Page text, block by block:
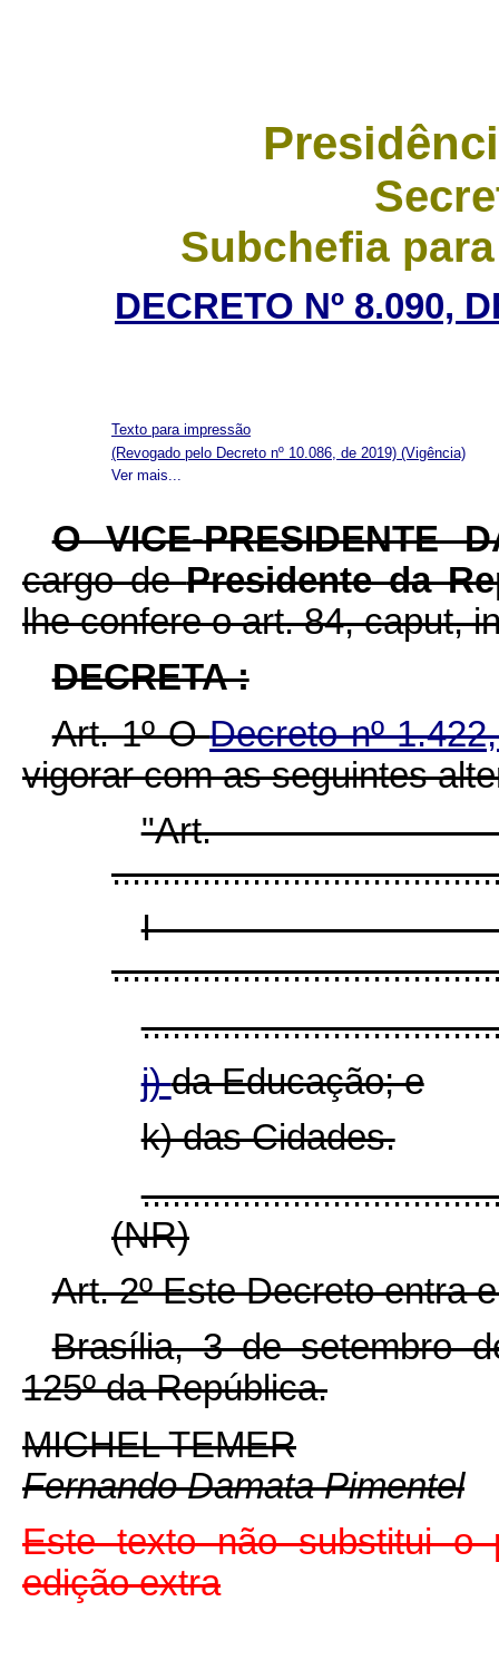
Subchefia
DECRETO Nº 8.090,
Texto para impressão
Ver mais...
(Revogado pelo Decreto nº 10.086, de 2019) (Vigência)
O VICE-PRESIDENTE
cargo dePresidente da
lhe confere o art. 84, caput,
DECRETA :
Art. 1º ODecreto nº
vigorar com as seguintes
I
j)da Educação; e
k) das Cidades.
(NR)
Art. 2º Este Decreto entra
Brasília, 3 de setembro
125º da República.
MICHEL TEMER
Fernando Damata Pimentel
Este texto não substitui o
edição extra